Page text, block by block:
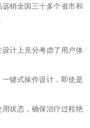
销全国三十多个省市和
计上充分考虑了用户体
键式操作设计，即使是
状态，确保治疗过程绝